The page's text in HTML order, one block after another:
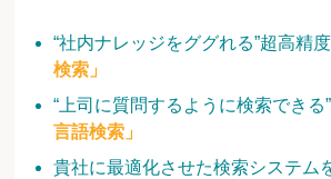
“社内ナレッジをググれる”超高精
検索」
“上司に質問するように検索できる
言語検索」
貴社に最適化させた検索システム